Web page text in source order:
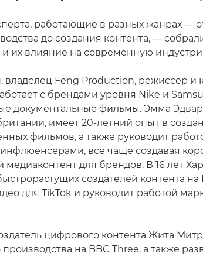
работающие в разных жанрах —
до создания контента, —
их влияние на современную
Feng Production, режиссер и
с брендами уровня Nike и
документальные фильмы. Эмма
имеет 20-летний опыт в
фильмов, а также руководит
инфлюенсерами, все чаще создавая
для брендов. В 16 лет
создателей контента на
для TikTok и руководит работой
цифрового контента Жита
на BBC Three, а также